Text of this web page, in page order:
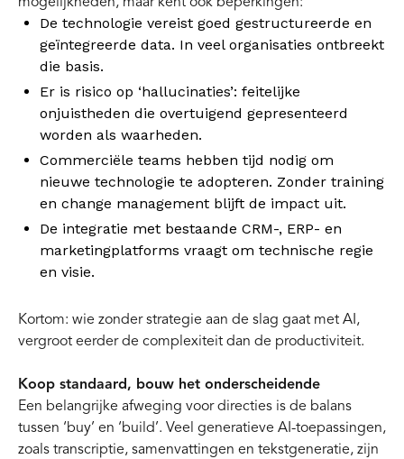
De technologie vereist goed gestructureerde en
geïntegreerde data. In veel organisaties ontbreekt
die basis.
Er is risico op ‘hallucinaties’: feitelijke
onjuistheden die overtuigend gepresenteerd
worden als waarheden.
Commerciële teams hebben tijd nodig om
nieuwe technologie te adopteren. Zonder training
en change management blijft de impact uit.
De integratie met bestaande CRM-, ERP- en
marketingplatforms vraagt om technische regie
en visie.
Kortom: wie zonder strategie aan de slag gaat met AI,
vergroot eerder de complexiteit dan de productiviteit.
Koop standaard, bouw het onderscheidende
Een belangrijke afweging voor directies is de balans
tussen ‘buy’ en ‘build’. Veel generatieve AI-toepassingen,
zoals transcriptie, samenvattingen en tekstgeneratie, zijn